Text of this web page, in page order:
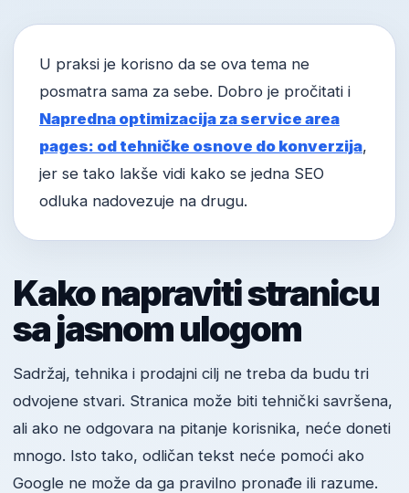
U praksi je korisno da se ova tema ne
posmatra sama za sebe. Dobro je pročitati i
Napredna optimizacija za service area
pages: od tehničke osnove do konverzija,
jer se tako lakše vidi kako se jedna SEO
odluka nadovezuje na drugu.
Kako napraviti stranicu
sa jasnom ulogom
Sadržaj, tehnika i prodajni cilj ne treba da budu tri
odvojene stvari. Stranica može biti tehnički savršena,
ali ako ne odgovara na pitanje korisnika, neće doneti
mnogo. Isto tako, odličan tekst neće pomoći ako
Google ne može da ga pravilno pronađe ili razume.